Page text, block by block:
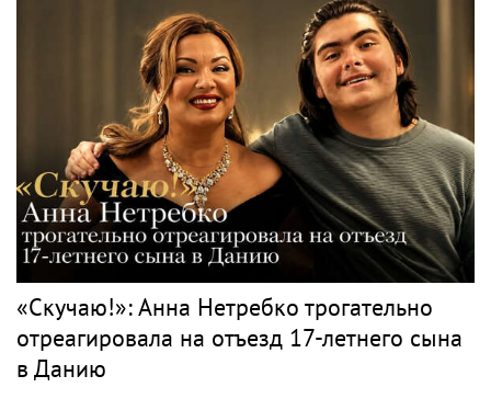
«Скучаю!»: Анна Нетребко трогательно
отреагировала на отъезд 17-летнего сына
в Данию